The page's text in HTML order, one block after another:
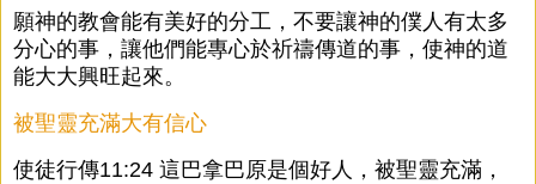
願神的教會能有美好的分工，不要讓神的僕人有太多
分心的事，讓他們能專心於祈禱傳道的事，使神的道
能大大興旺起來。
被聖靈充滿大有信心
使徒行傳11:24 這巴拿巴原是個好人，被聖靈充滿，